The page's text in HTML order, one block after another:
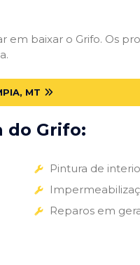
em baixar o Grifo. Os
MT
do Grifo:
Pintura de
Reparos em